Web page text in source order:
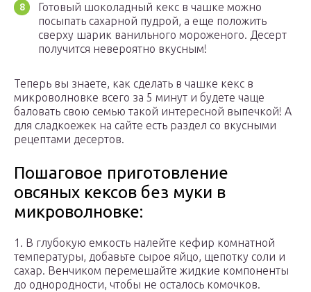
Готовый шоколадный кекс в чашке можно
посыпать сахарной пудрой, а еще положить
сверху шарик ванильного мороженого. Десерт
получится невероятно вкусным!
Теперь вы знаете, как сделать в чашке кекс в
микроволновке всего за 5 минут и будете чаще
баловать свою семью такой интересной выпечкой! А
для сладкоежек на сайте есть раздел со вкусными
рецептами десертов.
Пошаговое приготовление
овсяных кексов без муки в
микроволновке:
1. В глубокую емкость налейте кефир комнатной
температуры, добавьте сырое яйцо, щепотку соли и
сахар. Венчиком перемешайте жидкие компоненты
до однородности, чтобы не осталось комочков.